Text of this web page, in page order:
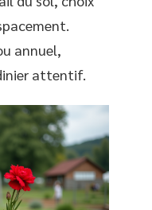
annuel,
attentif.